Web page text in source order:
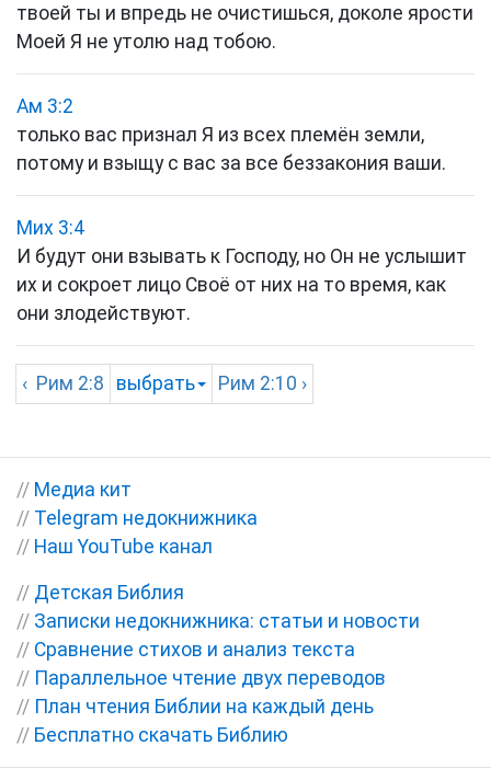
твоей ты и впредь не очистишься, доколе ярости
Моей Я не утолю над тобою.
Ам 3:2
только вас признал Я из всех племён земли,
потому и взыщу с вас за все беззакония ваши.
Мих 3:4
И будут они взывать к Господу, но Он не услышит
их и сокроет лицо Своё от них на то время, как
они злодействуют.
‹ Рим 2:8 выбрать Рим 2:10 ›
// Медиа кит
// Telegram недокнижника
// Наш YouTube канал
// Детская Библия
// Записки недокнижника: статьи и новости
// Сравнение стихов и анализ текста
// Параллельное чтение двух переводов
// План чтения Библии на каждый день
// Бесплатно скачать Библию